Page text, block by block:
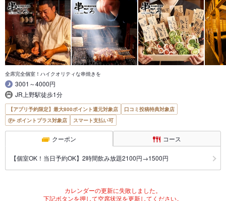
全席完全個室！ハイクオリティな串焼きを
3001～4000円
JR上野駅徒歩1分
【アプリ予約限定】最大800ポイント還元対象店
口コミ投稿特典対象店
ポイントプラス対象店
スマート支払い可
クーポン コース
【個室OK！当日予約OK】2時間飲み放題2100円→1500円
カレンダーの更新に失敗しました。
下記ボタンを押して空席状況を更新してください。